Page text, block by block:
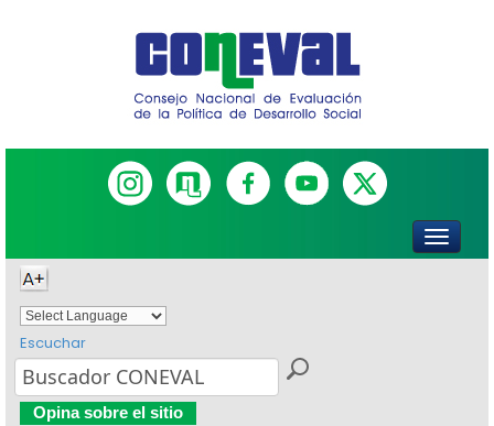
Powered by
Escuchar
Opina sobre el sitio